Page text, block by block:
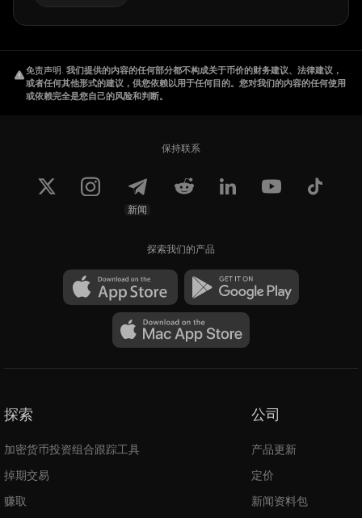
免责声明. 我们提供的内容的任何部分都不构成关于币价的财务建议、法律建议，
或者任何其他形式的建议，供您依赖以用于任何目的。您对我们的内容的任何使用
或依赖完全是您自己的风险和判断。
保持联系
新闻
探索我们的产品
探索
加密货币投资组合跟踪工具
掉期交易
赚取
公司
产品更新
定价
新闻资料包